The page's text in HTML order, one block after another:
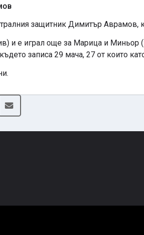
защитник Димитър Аврамов,
и е играл още за Марица и Миньор
записа 29 мача, 27 от които